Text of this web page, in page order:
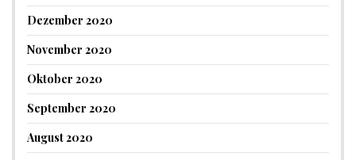
Dezember 2020
November 2020
Oktober 2020
September 2020
August 2020